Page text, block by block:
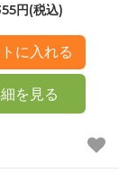
円(税込)
を見る